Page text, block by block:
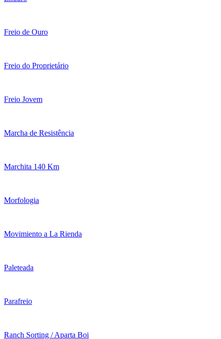
Freio de Ouro
Freio do Proprietário
Freio Jovem
Marcha de Resistência
Marchita 140 Km
Morfologia
Movimiento a La Rienda
Paleteada
Parafreio
Ranch Sorting / Aparta Boi